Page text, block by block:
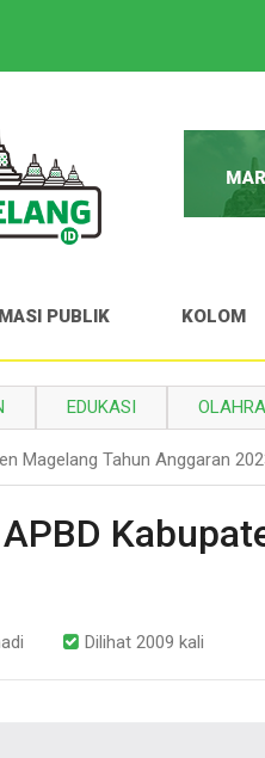
PUBLIK KOLOM
EDUKASI
Magelang Tahun Anggaran
Dilihat 2009 kali